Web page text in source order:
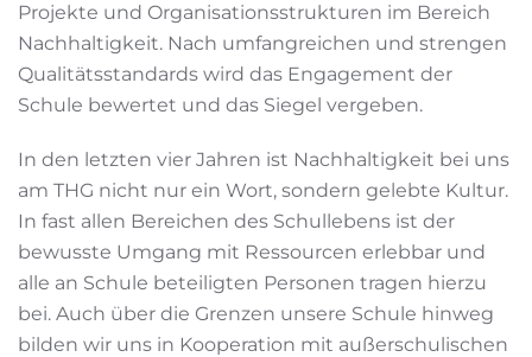
Projekte und Organisationsstrukturen im Bereich
Nachhaltigkeit. Nach umfangreichen und strengen
Qualitätsstandards wird das Engagement der
Schule bewertet und das Siegel vergeben.
In den letzten vier Jahren ist Nachhaltigkeit bei uns
am THG nicht nur ein Wort, sondern gelebte Kultur.
In fast allen Bereichen des Schullebens ist der
bewusste Umgang mit Ressourcen erlebbar und
alle an Schule beteiligten Personen tragen hierzu
bei. Auch über die Grenzen unsere Schule hinweg
bilden wir uns in Kooperation mit außerschulischen